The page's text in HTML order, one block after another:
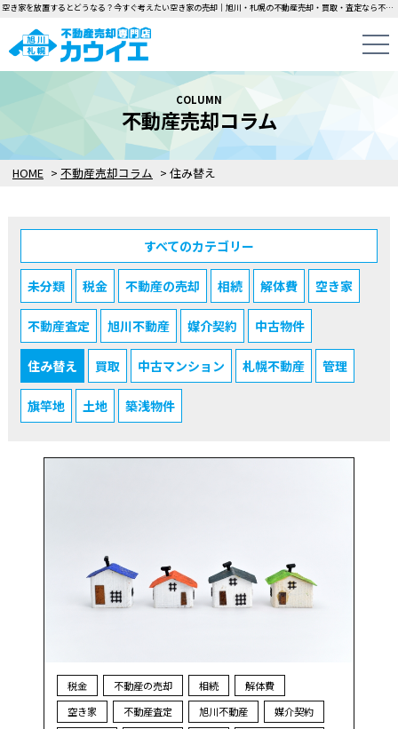
空き家を放置するとどうなる？今すぐ考えたい空き家の売却｜旭川・札幌の不動産売却・買取・査定なら不動産売却専門店カウイエにお任せください！中古一戸建て・マンション・土地の即日無料査定・即金買取を行っています！
HOME > 不動産売却コラム > 住み替え
COLUMN
不動産売却コラム
すべてのカテゴリー
未分類 税金 不動産の売却 相続 解体費 空き家
不動産査定 旭川不動産 媒介契約 中古物件
住み替え 買取 中古マンション 札幌不動産 管理
旗竿地 土地 築浅物件
税金 不動産の売却 相続
解体費
空き家
不動産査定 旭川不動産
媒介契約